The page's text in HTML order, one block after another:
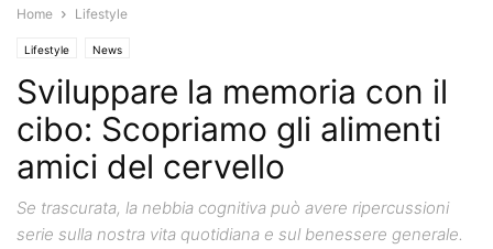
Home Lifestyle
Lifestyle News
Sviluppare la memoria con il
cibo: Scopriamo gli alimenti
amici del cervello
Se trascurata, la nebbia cognitiva può avere ripercussioni
serie sulla nostra vita quotidiana e sul benessere generale.